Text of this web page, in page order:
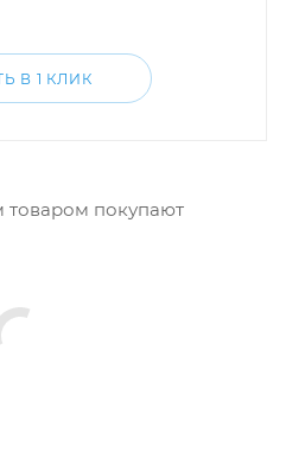
В 1 КЛИК
товаром покупают